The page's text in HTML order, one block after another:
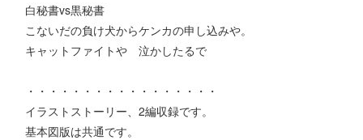
白秘書vs黒秘書
こないだの負け犬からケンカの申し込みや。
キャットファイトや 泣かしたるで
・・・・・・・・・・・・・・・・・
イラストストーリー、2編収録です。
基本図版は共通です。